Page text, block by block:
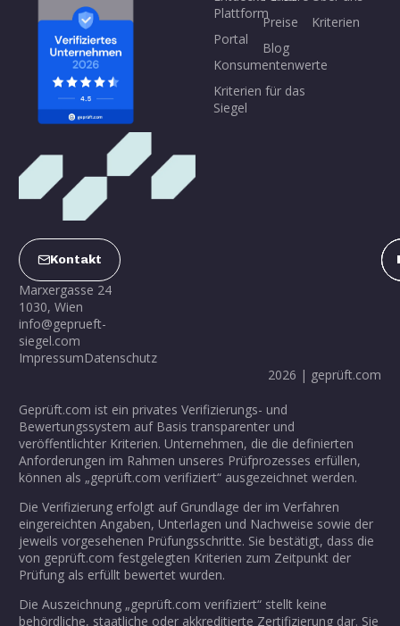
Plattform
Portal
Konsumentenwerte
Kriterien für das
Siegel
Preise
Blog
Kriterien
Geprüft.com ist ein privates Verifizierungs- und
Bewertungssystem auf Basis transparenter und
veröffentlichter Kriterien. Unternehmen, die die definierten
Anforderungen im Rahmen unseres Prüfprozesses erfüllen,
können als „geprüft.com verifiziert“ ausgezeichnet werden.
Die Verifizierung erfolgt auf Grundlage der im Verfahren
eingereichten Angaben, Unterlagen und Nachweise sowie der
jeweils vorgesehenen Prüfungsschritte. Sie bestätigt, dass die
von geprüft.com festgelegten Kriterien zum Zeitpunkt der
Prüfung als erfüllt bewertet wurden.
Die Auszeichnung „geprüft.com verifiziert“ stellt keine
behördliche, staatliche oder akkreditierte Zertifizierung dar. Sie
Kontakt
Marxergasse 24
1030, Wien
info@geprueft-
siegel.com
ImpressumDatenschutz
2026 | geprüft.com